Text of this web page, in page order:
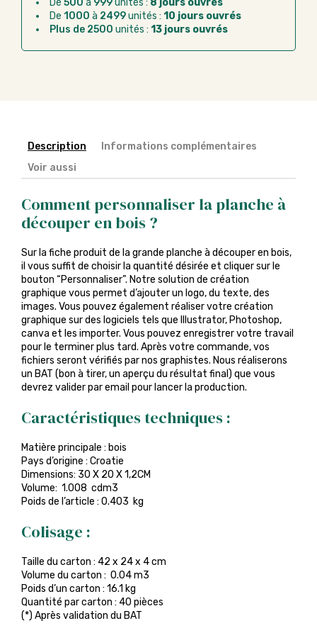
Chorus Pro :règlement par mandat
administratif après la commande
De 500 à 999unités : 8 jours ouvrés
De 1000 à 2499unités : 10 jours ouvrés
Plus de 2500 unités : 13 jours ouvrés
Description
Informations complémentaires
Voir aussi
Comment personnaliser la planche à
découper en bois ?
Sur la fiche produit de la grande planche à découper en bois,
il vous suffit de choisir la quantité désirée et cliquer sur le
bouton “Personnaliser”. Notre solution de création
graphique vous permet d’ajouter un logo, du texte, des
images. Vous pouvez également réaliser votre création
graphique sur des logiciels tels que Illustrator, Photoshop,
canva et les importer. Vous pouvez enregistrer votre travail
pour le terminer plus tard. Après votre commande, vos
fichiers seront vérifiés par nos graphistes. Nous réaliserons
un BAT (bon à tirer, un aperçu du résultat final) que vous
devrez valider par email pour lancer la production.
Caractéristiques techniques :
Matière principale : bois
Pays d’origine : Croatie
Dimensions: 30 X 20 X 1,2CM
Volume: 1.008 cdm3
Poids de l’article : 0.403 kg
Colisage :
Taille du carton : 42 x 24 x 4 cm
Volume du carton : 0.04 m3
Poids d’un carton : 16.1 kg
Quantité par carton : 40 pièces
(*) Après validation du BAT